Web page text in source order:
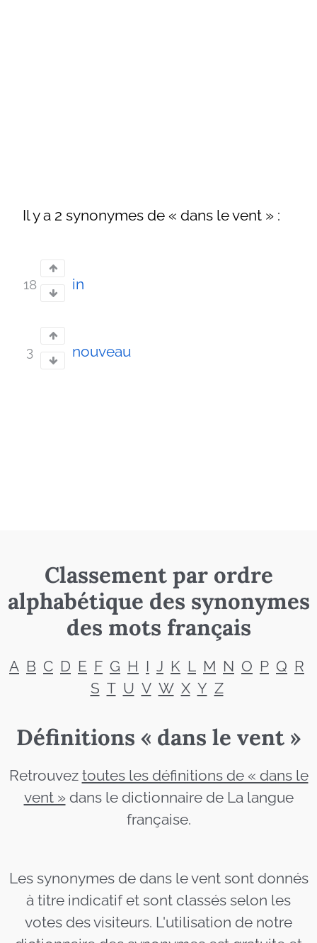
Il y a 2 synonymes de « dans le vent » :
18 in
3 nouveau
Classement par ordre
alphabétique des synonymes
des mots français
A B C D E F G H I J K L M N O P Q R
S T U V W X Y Z
Définitions « dans le vent »
Retrouvez toutes les définitions de « dans le
vent »dans le dictionnaire de La langue
française.
Les synonymes de dans le vent sont donnés
à titre indicatif et sont classés selon les
votes des visiteurs. L'utilisation de notre